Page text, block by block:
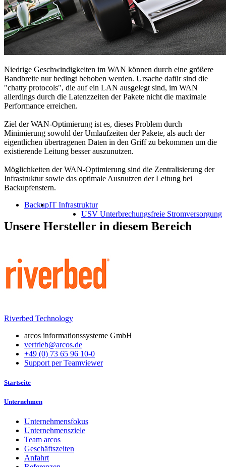
Niedrige Geschwindigkeiten im WAN können durch eine größere
Bandbreite nur bedingt behoben werden. Ursache dafür sind die
"chatty protocols", die auf ein LAN ausgelegt sind, im WAN
allerdings durch die Latenzzeiten der Pakete nicht die maximale
Performance erreichen.
Ziel der WAN-Optimierung ist es, dieses Problem durch
Minimierung sowohl der Umlaufzeiten der Pakete, als auch der
eigentlichen übertragenen Daten in den Griff zu bekommen um die
existierende Leitung besser auszunutzen.
Möglichkeiten der WAN-Optimierung sind die Zentralisierung der
Infrastruktur sowie das optimale Ausnutzen der Leitung bei
Backupfenstern.
BackupIT Infrastruktur
USV Unterbrechungsfreie Stromversorgung
Unsere Hersteller in diesem Bereich
Riverbed Technology
arcos informationssysteme GmbH
vertrieb@arcos.de
+49 (0) 73 65 96 10-0
Support per Teamviewer
Startseite
Unternehmen
Unternehmensfokus
Unternehmensziele
Team arcos
Geschäftszeiten
Anfahrt